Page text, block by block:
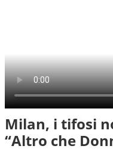
Milan, i tifosi
“Altro che